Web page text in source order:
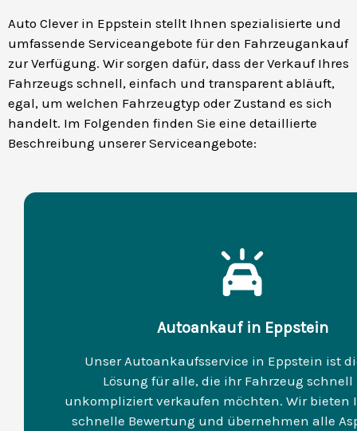
Auto Clever in Eppstein stellt Ihnen spezialisierte und
umfassende Serviceangebote für den Fahrzeugankauf
zur Verfügung. Wir sorgen dafür, dass der Verkauf Ihres
Fahrzeugs schnell, einfach und transparent abläuft,
egal, um welchen Fahrzeugtyp oder Zustand es sich
handelt. Im Folgenden finden Sie eine detaillierte
Beschreibung unserer Serviceangebote:
Autoankauf in Eppstein
Unser Autoankaufsservice in Eppstein ist
Lösung für alle, die ihr Fahrzeug
unkompliziert verkaufen möchten. Wir bieten
schnelle Bewertung und übernehmen alle